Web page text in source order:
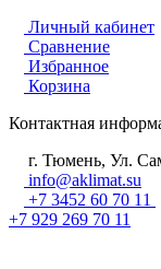
Личный кабинет
Сравнение
Избранное
Корзина
Контактная
г. Тюмень, Ул.
info@aklimat.su
+7 3452 60 70 11
+7 929 269 70 11